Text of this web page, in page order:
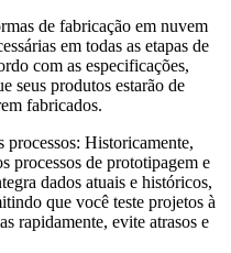
de fabricação em nuvem
em todas as etapas de
com as especificações,
seus produtos estarão de
fabricados.
Historicamente,
processos de prototipagem e
dados atuais e históricos,
que você teste projetos à
rapidamente, evite atrasos e